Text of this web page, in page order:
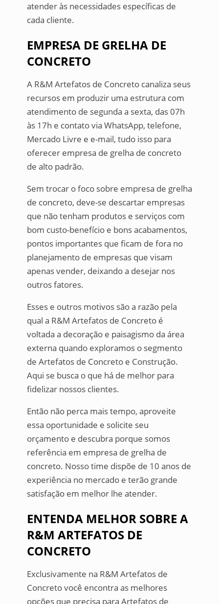
atender às necessidades específicas de
cada cliente.
EMPRESA DE GRELHA DE
CONCRETO
A R&M Artefatos de Concreto canaliza seus
recursos em produzir uma estrutura com
atendimento de segunda a sexta, das 07h
às 17h e contato via WhatsApp, telefone,
Mercado Livre e e-mail, tudo isso para
oferecer empresa de grelha de concreto
de alto padrão.
Sem trocar o foco sobre empresa de grelha
de concreto, deve-se descartar empresas
que não tenham produtos e serviços com
bom custo-benefício e bons acabamentos,
pontos importantes que ficam de fora no
planejamento de empresas que visam
apenas vender, deixando a desejar nos
outros fatores.
Esses e outros motivos são a razão pela
qual a R&M Artefatos de Concreto é
voltada a decoração e paisagismo da área
externa quando exploramos o segmento
de Artefatos de Concreto e Construção.
Aqui se busca o que há de melhor para
fidelizar nossos clientes.
Então não perca mais tempo, aproveite
essa oportunidade e solicite seu
orçamento e descubra porque somos
referência em empresa de grelha de
concreto. Nosso time dispõe de 10 anos de
experiência no mercado e terão grande
satisfação em melhor lhe atender.
ENTENDA MELHOR SOBRE A
R&M ARTEFATOS DE
CONCRETO
Exclusivamente na R&M Artefatos de
Concreto você encontra as melhores
opções que precisa para Artefatos de